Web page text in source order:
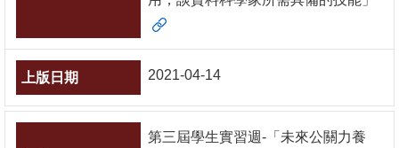
2021-04-14
第三屆學生實習週-「未來公關力養